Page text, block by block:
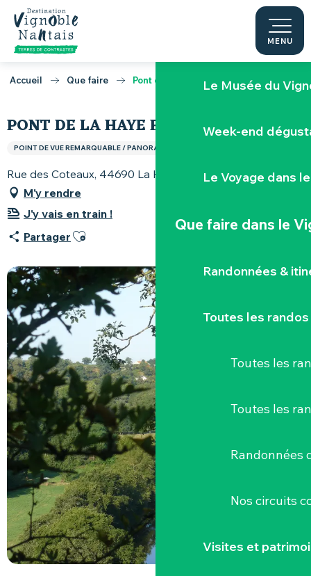
Aller
contenu
principal
MENU
Nos caves et
Le Musée du
Week-end
Le Voyage dans
Que faire dans le
Randonnées &
Toutes les randos
Toutes les
Toutes les
Randonnées
Nos circuits
Visites et
Accueil Que faire Pont de la Haye Fouassière
PONT DE LA HAYE FOUASSIÈRE
POINT DE VUE REMARQUABLE / PANORAMA / POINT CULMINANT
Rue des Coteaux, 44690 La Haie-Fouassière
M'y rendre
J'y vais en train !
Partager Ajouter aux favoris